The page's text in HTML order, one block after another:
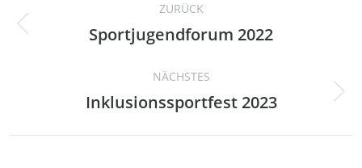
Navigation
ZURÜCK
Vorheriges
Sportjugendforum 2022
NÄCHSTES
Nächstes
Inklusionssportfest 2023